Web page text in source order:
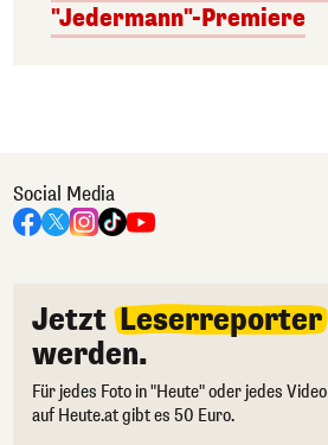
"Jedermann"-Premiere
Social Media
Jetzt Leserreporter
werden.
Für jedes Foto in "Heute" oder jedes Video
auf Heute.at gibt es 50 Euro.